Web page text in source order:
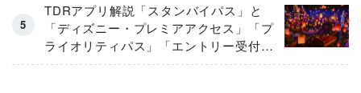
TDRアプリ解説「スタンバイパス」と
「ディズニー・プレミアアクセス」「プ
ライオリティパス」「エントリー受付」
とは